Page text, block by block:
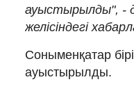
ауыстырылды", -
желісіндегі
Соныменқатар
ауыстырылды.